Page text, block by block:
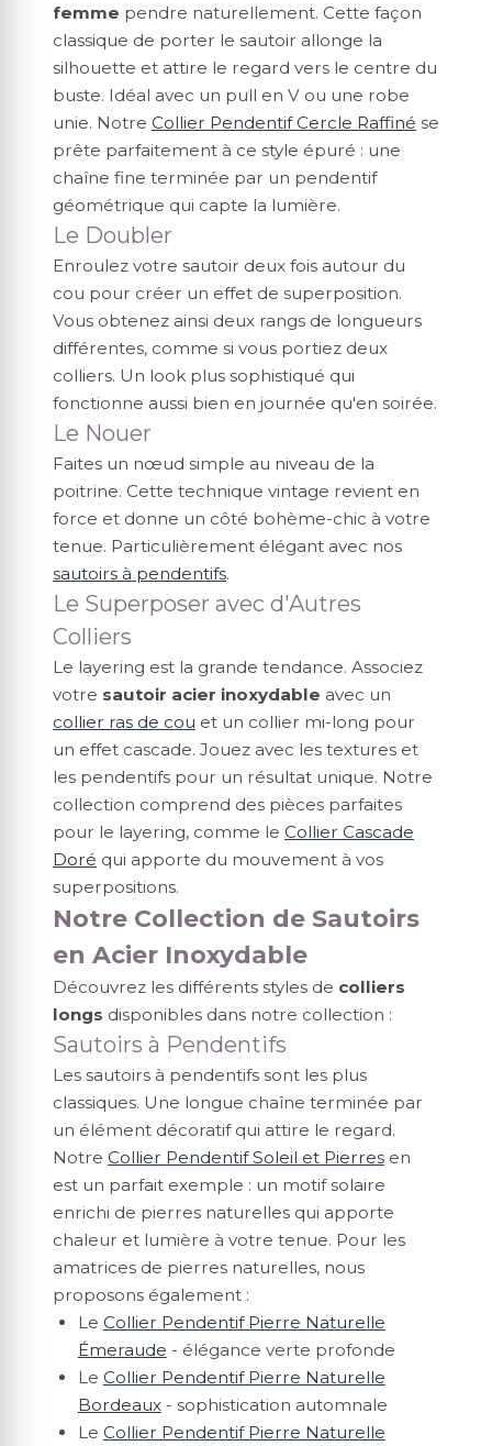
femme pendre naturellement. Cette façon
classique de porter le sautoir allonge la
silhouette et attire le regard vers le centre du
buste. Idéal avec un pull en V ou une robe
unie. Notre Collier Pendentif Cercle Raffiné se
prête parfaitement à ce style épuré : une
chaîne fine terminée par un pendentif
géométrique qui capte la lumière.
Le Doubler
Enroulez votre sautoir deux fois autour du
cou pour créer un effet de superposition.
Vous obtenez ainsi deux rangs de longueurs
différentes, comme si vous portiez deux
colliers. Un look plus sophistiqué qui
fonctionne aussi bien en journée qu'en soirée.
Le Nouer
Faites un nœud simple au niveau de la
poitrine. Cette technique vintage revient en
force et donne un côté bohème-chic à votre
tenue. Particulièrement élégant avec nos
sautoirs à pendentifs.
Le Superposer avec d'Autres
Colliers
Le layering est la grande tendance. Associez
votre sautoir acier inoxydable avec un
collier ras de cou et un collier mi-long pour
un effet cascade. Jouez avec les textures et
les pendentifs pour un résultat unique. Notre
collection comprend des pièces parfaites
pour le layering, comme le Collier Cascade
Doré qui apporte du mouvement à vos
superpositions.
Notre Collection de Sautoirs
en Acier Inoxydable
Découvrez les différents styles de colliers
longs disponibles dans notre collection :
Sautoirs à Pendentifs
Les sautoirs à pendentifs sont les plus
classiques. Une longue chaîne terminée par
un élément décoratif qui attire le regard.
Notre Collier Pendentif Soleil et Pierres en
est un parfait exemple : un motif solaire
enrichi de pierres naturelles qui apporte
chaleur et lumière à votre tenue. Pour les
amatrices de pierres naturelles, nous
proposons également :
Le Collier Pendentif Pierre Naturelle
Émeraude - élégance verte profonde
Le Collier Pendentif Pierre Naturelle
Bordeaux- sophistication automnale
Le Collier Pendentif Pierre Naturelle